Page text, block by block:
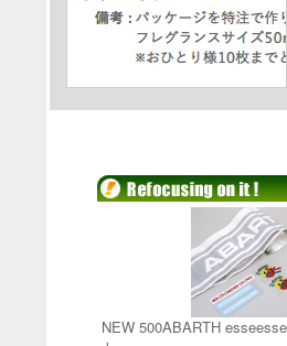
NEW 500ABARTH